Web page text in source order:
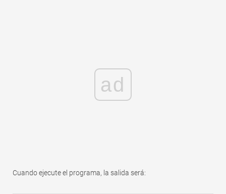
ad
Cuando ejecute el programa, la salida será: